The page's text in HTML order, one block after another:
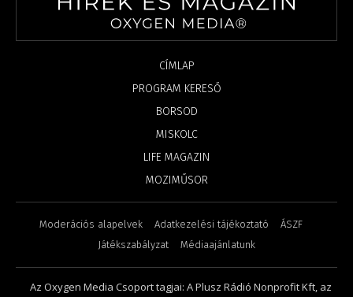
CÍMLAP
PROGRAM KERESŐ
BORSOD
MISKOLC
LIFE MAGAZIN
MOZIMŰSOR
Moderációs alapelvek Adatkezelési tájékoztató
ÁSZF
Játékszabályzat
Médiaajánlatunk
Az Oxygen Media Csoport tagjai: A Plusz Rádió Nonprofit Kft, az